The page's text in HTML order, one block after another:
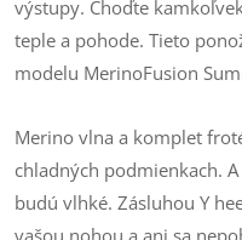
výstupy. Choďte
teple a pohode. Tieto
modelu MerinoFusion
Merino vlna a komplet
chladných podmienkach.
budú vlhké. Zásluhou Y
vašou nohou a ani sa